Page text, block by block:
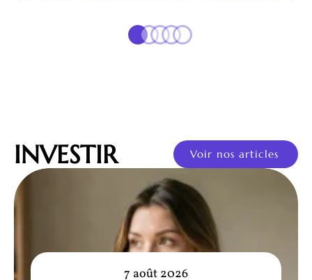
INVESTIR Voir nos articles
7 août 2026